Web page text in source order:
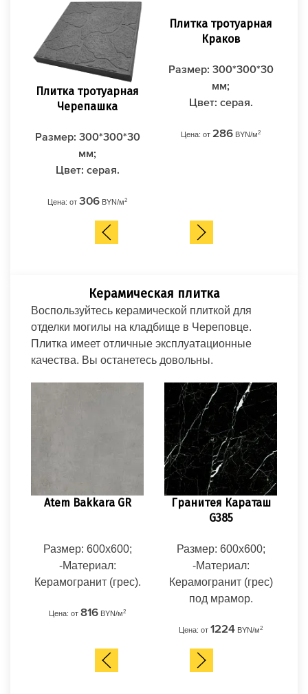
Плитка тротуарная
Краков
Размер: 300*300*30
мм;
Цвет: серая.
Цена: от 286BYN/м 2
Плитка тротуарная
Черепашка
Размер: 300*300*30
мм;
Цвет: серая.
Цена: от 306BYN/м2
Керамическая плитка
Воспользуйтесь керамической плиткой для
отделки могилы на кладбище в Череповце.
Плитка имеет отличные эксплуатационные
качества. Вы останетесь довольны.
Гранитея Караташ
G385
Размер: 600x600;
-Материал:
Керамогранит (грес)
под мрамор.
Цена: от 1224BYN/м2
Atem Bakkara GR
Размер: 600x600;
-Материал:
Керамогранит (грес).
Цена: от 816BYN/м2